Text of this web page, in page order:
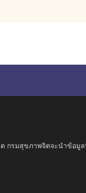
กรมสุขภาพจิตจะนำข้อมูล